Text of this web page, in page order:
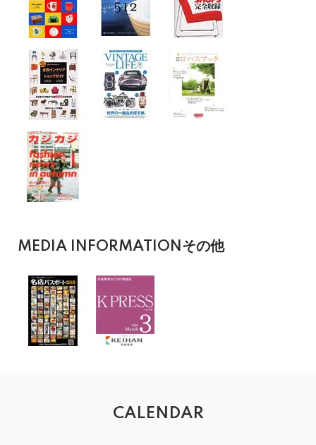
MEDIA INFORMATION その他
CALENDAR